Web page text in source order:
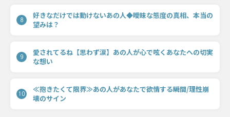
8
好きなだけでは動けないあの人◆曖昧な態度の真相、本当の
望みは？
9
愛されてるね【思わず涙】あの人が心で呟くあなたへの切実
な想い
10
≪抱きたくて限界≫あの人があなたで欲情する瞬間/理性崩
壊のサイン